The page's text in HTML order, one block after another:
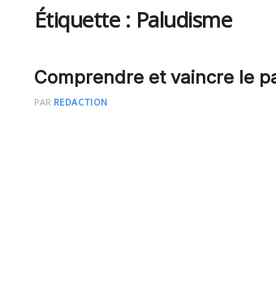
Étiquette : Paludisme
Comprendre et vaincre le
PAR REDACTION